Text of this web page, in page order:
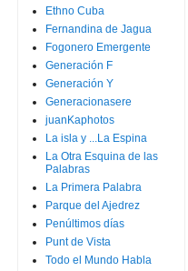
Ethno Cuba
Fernandina de Jagua
Fogonero Emergente
Generación F
Generación Y
Generacionasere
juanKaphotos
La isla y ...La Espina
La Otra Esquina de las
Palabras
La Primera Palabra
Parque del Ajedrez
Penúltimos días
Punt de Vista
Todo el Mundo Habla